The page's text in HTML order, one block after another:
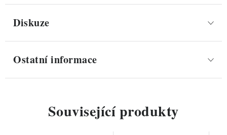
Diskuze
Ostatní informace
Související produkty